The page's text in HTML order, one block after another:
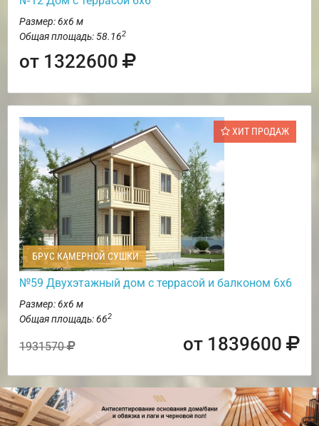
Размер: 6х6 м
Общая площадь: 58.162
от 1322600
ХИТ ПРОДАЖ
БРУС КАМЕРНОЙ СУШКИ
№59 Двухэтажный дом с террасой и балконом 6х6
Размер: 6х6 м
Общая площадь: 662
1931570 от 1839600